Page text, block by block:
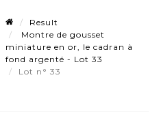
Result
Montre de gousset
miniature en or, le cadran à
fond argenté - Lot 33
Lot n° 33